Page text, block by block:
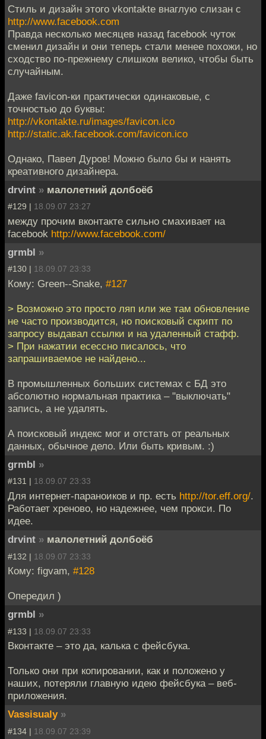
Стиль и дизайн этого vkontakte внаглую слизан с
http://www.facebook.com
Правда несколько месяцев назад facebook чуток
сменил дизайн и они теперь стали менее похожи, но
сходство по-прежнему слишком велико, чтобы быть
случайным.
Даже favicon-ки практически одинаковые, с
точностью до буквы:
http://vkontakte.ru/images/favicon.ico
http://static.ak.facebook.com/favicon.ico
Однако, Павел Дуров! Можно было бы и нанять
креативного дизайнера.
drvint » малолетний долбоёб
#129 | 18.09.07 23:27
между прочим вконтакте сильно смахивает на
facebook http://www.facebook.com/
grmbl »
#130 | 18.09.07 23:33
Кому: Green--Snake, #127
> Возможно это просто ляп или же там обновление
не часто производится, но поисковый скрипт по
запросу выдавал ссылки и на удаленный стафф.
> При нажатии есессно писалось, что
запрашиваемое не найдено...
В промышленных больших системах с БД это
абсолютно нормальная практика – "выключать"
запись, а не удалять.
А поисковый индекс мог и отстать от реальных
данных, обычное дело. Или быть кривым. :)
grmbl »
#131 | 18.09.07 23:33
Для интернет-параноиков и пр. есть http://tor.eff.org/.
Работает хреново, но надежнее, чем прокси. По
идее.
drvint » малолетний долбоёб
#132 | 18.09.07 23:33
Кому: figvam, #128
Опередил )
grmbl »
#133 | 18.09.07 23:33
Вконтакте – это да, калька с фейсбука.
Только они при копировании, как и положено у
наших, потеряли главную идею фейсбука – веб-
приложения.
Vassisualy »
#134 | 18.09.07 23:39